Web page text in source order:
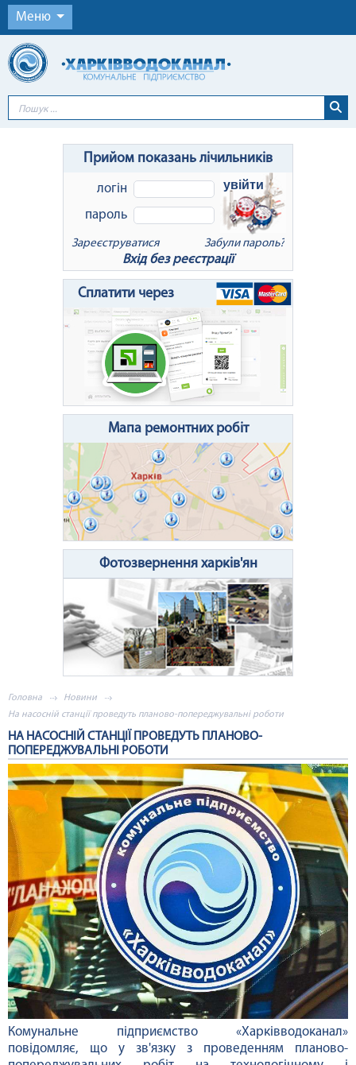
Меню
Прийом показань лічильників
логін
пароль
увійти
Зареєструватися Забули пароль?
Вхід без реєстрації
Відновлення пароля x
Для відновлення пароля введіть Ваш
логін або e-mail:
Очистити поле Надіслати
Сплатити через
Мапа ремонтних робіт
Фотозвернення харків'ян
Головна
Новини
На насосній станції проведуть планово-попереджувальні роботи
НА НАСОСНІЙ СТАНЦІЇ ПРОВЕДУТЬ ПЛАНОВО-
ПОПЕРЕДЖУВАЛЬНІ РОБОТИ
Комунальне підприємство «Харківводоканал»
повідомляє, що у зв'язку з проведенням планово-